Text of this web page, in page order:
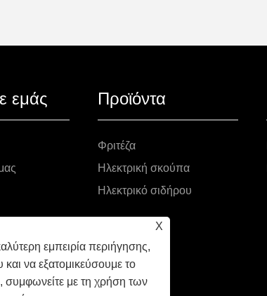
εμάς Προϊόντα
Φριτέζα
Ηλεκτρική σκούπα
Ηλεκτρικό σιδήρου
X
εμπειρία περιήγησης,
να εξατομικεύσουμε το
συμφωνείτε με τη χρήση των